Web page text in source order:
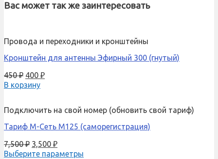
Вас может так же заинтересовать
Провода и переходники и кронштейны
Кронштейн для антенны Эфирный 300 (гнутый)
450₽ 400 ₽
В корзину
Подключить на свой номер (обновить свой тариф)
Тариф М-Сеть M125 (саморегистрация)
7,500₽ 3,500 ₽
Выберите параметры